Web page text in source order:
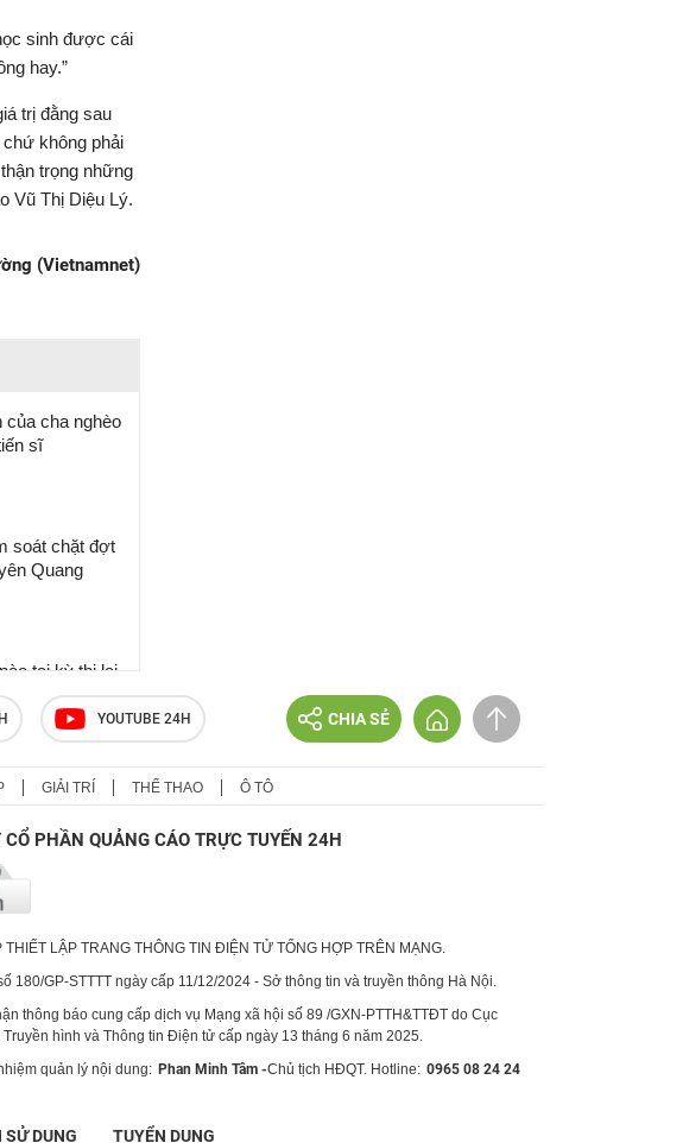
sinh được cái
hay.”
trị đằng sau
không phải
trọng những
Vũ Thị Diệu Lý.
(Vietnamnet)
của cha nghèo
sĩ
soát chặt đợt
Quang
tại kỳ thi lại
Tuyên
cửa' sau
YOUTUBE 24H CHIA SẺ
GIẢI TRÍ THỂ THAO Ô TÔ
CỔ PHẦN QUẢNG CÁO TRỰC TUYẾN 24H
THIẾT LẬP TRANG THÔNG TIN ĐIỆN TỬ TỔNG HỢP TRÊN MẠNG.
180/GP-STTTT ngày cấp 11/12/2024 - Sở thông tin và truyền thông Hà Nội.
thông báo cung cấp dịch vụ Mạng xã hội số 89 /GXN-PTTH&TTĐT do Cục
Truyền hình và Thông tin Điện tử cấp ngày 13 tháng 6 năm 2025.
quản lý nội dung: Phan Minh Tâm -Chủ tịch HĐQT. Hotline: 0965 08 24 24
SỬ DỤNG TUYỂN DỤNG